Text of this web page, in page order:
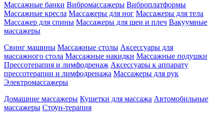
Массажные банки Вибромассажеры Виброплатформы
Массажные кресла Массажеры для ног Массажеры для тела
Массажер для спины Массажеры для шеи и плеч Вакуумные
массажеры
Свинг машины Массажные столы Аксессуары для
массажного стола Массажные накидки Массажные подушки
Прессотерапия и лимфодренаж Аксессуары к аппарату
прессотерапии и лимфодренажа Массажеры для рук
Электромассажеры
Домашние массажеры Кушетки для массажа Автомобильные
массажеры Стоун-терапия